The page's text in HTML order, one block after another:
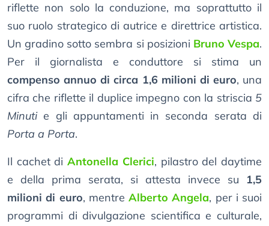
riflette non solo la conduzione, ma soprattutto il
suo ruolo strategico di autrice e direttrice artistica.
Un gradino sotto sembra si posizioni Bruno Vespa.
Per il giornalista e conduttore si stima un
compenso annuo di circa 1,6 milioni di euro, una
cifra che riflette il duplice impegno con la striscia 5
Minutie gli appuntamenti in seconda serata di
Porta a Porta.
Il cachet diAntonella Clerici, pilastro del daytime
e della prima serata, si attesta invece su 1,5
milioni di euro, mentre Alberto Angela, per i suoi
programmi di divulgazione scientifica e culturale,